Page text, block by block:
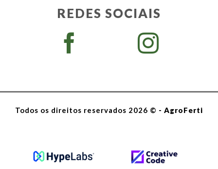
REDES SOCIAIS
Todos os direitos reservados 2026 © - AgroFerti